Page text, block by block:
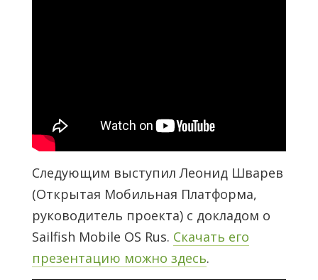
Следующим выступил Леонид Шварев
(Открытая Мобильная Платформа,
руководитель проекта) с докладом о
Sailfish Mobile OS Rus. Скачать его
презентацию можно здесь.